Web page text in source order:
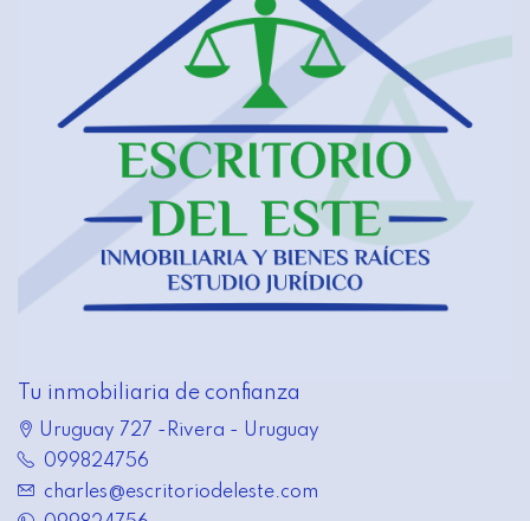
Tu inmobiliaria de confianza
Uruguay 727 -Rivera - Uruguay
099824756
charles@escritoriodeleste.com